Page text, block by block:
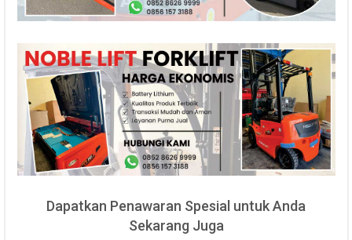
Dapatkan Penawaran Spesial untuk Anda
Sekarang Juga